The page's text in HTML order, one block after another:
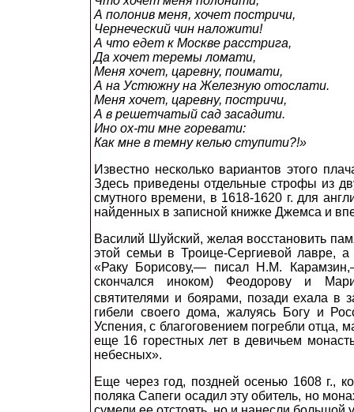
А полонив меня, хочет постричи,
Чернеческий чин наложити!
А что едет к Москве расстрига,
Да хочет теремы ломати,
Меня хочет, царевну, поимати,
А на Устюжну на Железную отослати.
Меня хочет, царевну, постричи,
А в решетчатый сад засадити.
Ино ох-ти мне горевати:
Как мне в темну келью ступити?!»
Известно несколько вариантов этого
Здесь приведены отдельные строфы из
смутного времени, в 1618-1620 г. для
найденных в записной книжке Джемса и
Василий Шуйский, желая восстановить
этой семьи в Троице-Сергиевой лавре,
«Раку Борисову,— писал Н.М.
скончался иноком)
Феодорову и
святителями и боярами, позади ехала в
гибели своего дома, жалуясь Богу и
Успения, с благоговением погребли отца,
еще 16 горестных лет в девичьем
небесных».
Еще через год, поздней осенью 1608 г.,
поляка Сапеги осадил эту обитель, но